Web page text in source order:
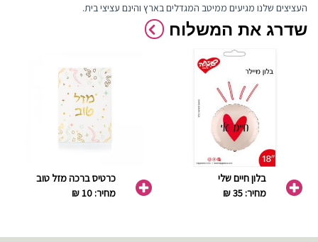
העציצים שלנו מגיעים ממיטב המגדלים בארץ והינם עציצי בית.
שדרג את המשלוח
בלון חיים שלי
מחיר: 35 ₪
כרטיס ברכה מזל טוב
מחיר: 10 ₪